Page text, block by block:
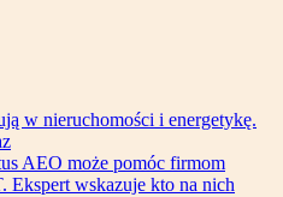
w nieruchomości i energetykę.
AEO może pomóc firmom
Ekspert wskazuje kto na nich